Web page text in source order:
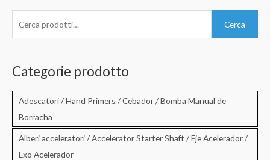
c
Cerca
Categorie prodotto
Adescatori / Hand Primers / Cebador / Bomba Manual de
Borracha
Alberi acceleratori / Accelerator Starter Shaft / Eje Acelerador /
Exo Acelerador